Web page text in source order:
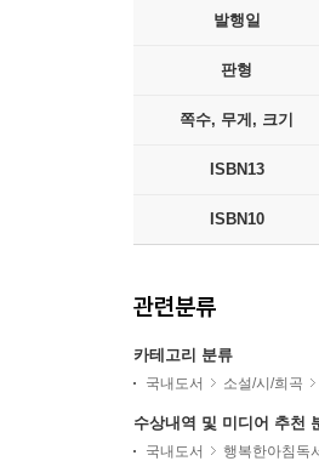
발행일
판형
쪽수, 무게, 크기
ISBN13
ISBN10
관련분류
카테고리 분류
국내도서 소설/시/희곡
수상내역 및 미디어 추천
국내도서 행복한아침독